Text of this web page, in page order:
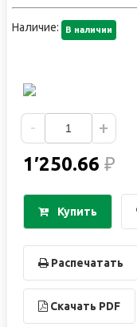
Наличие: В наличии
- +
1′250.66 ₽
Купить
Распечатать
Скачать PDF